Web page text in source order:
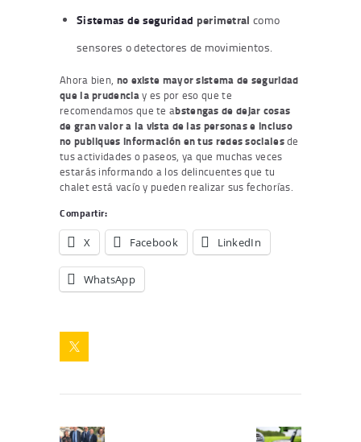
Sistemas de seguridad perimetral como
sensores o detectores de movimientos.
Ahora bien, no existe mayor sistema de seguridad
que la prudenciay es por eso que te
recomendamos que te abstengas de dejar cosas
de gran valor a la vista de las personas e incluso
no publiques información en tus redes socialesde
tus actividades o paseos, ya que muchas veces
estarás informando a los delincuentes que tu
chalet está vacío y pueden realizar sus fechorías.
Compartir:
X Facebook LinkedIn
WhatsApp
de